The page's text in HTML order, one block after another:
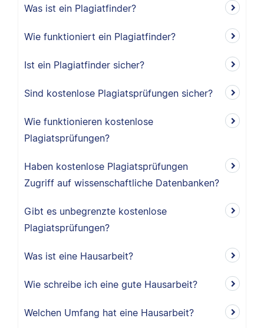
Was ist ein Plagiatfinder?
Wie funktioniert ein Plagiatfinder?
Ist ein Plagiatfinder sicher?
Sind kostenlose Plagiatsprüfungen sicher?
Wie funktionieren kostenlose
Plagiatsprüfungen?
Haben kostenlose Plagiatsprüfungen
Zugriff auf wissenschaftliche Datenbanken?
Gibt es unbegrenzte kostenlose
Plagiatsprüfungen?
Was ist eine Hausarbeit?
Wie schreibe ich eine gute Hausarbeit?
Welchen Umfang hat eine Hausarbeit?